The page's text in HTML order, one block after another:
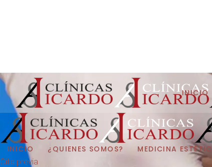
INICIO
INICIO ¿QUIENES SOMOS? MEDICINA
Cita previa